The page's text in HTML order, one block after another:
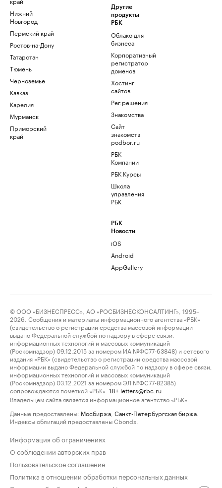
Нижний
Новгород
Пермский край
Ростов-на-Дону
Татарстан
Тюмень
Черноземье
Кавказ
Карелия
Мурманск
Приморский
край
Другие
продукты
РБК
Облако для
бизнеса
Корпоративный
регистратор
доменов
Хостинг
сайтов
Рег.решения
Знакомства
Сайт
знакомств
podbor.ru
РБК
Компании
РБК Курсы
Школа
управления
РБК
РБК
Новости
iOS
Android
AppGallery
© ООО «БИЗНЕСПРЕСС», АО «РОСБИЗНЕСКОНСАЛТИНГ», 1995–
2026. Сообщения и материалы информационного агентства «РБК»
(свидетельство о регистрации средства массовой информации
выдано Федеральной службой по надзору в сфере связи,
информационных технологий и массовых коммуникаций
(Роскомнадзор) 09.12.2015 за номером ИА №ФС77-63848) и сетевого
издания «РБК» (свидетельство о регистрации средства массовой
информации выдано Федеральной службой по надзору в сфере связи,
информационных технологий и массовых коммуникаций
(Роскомнадзор) 03.12.2021 за номером ЭЛ №ФС77-82385)
сопровождаются пометкой «РБК».
18+ letters@rbc.ru
Владельцем сайта является информационное агентство «РБК».
Данные предоставлены: Мосбиржа Санкт-Петербургская биржа
Индексы облигаций предоставлены Cbonds.
Информация об ограничениях
О соблюдении авторских прав
Пользовательское соглашение
Политика в отношении обработки персональных данных